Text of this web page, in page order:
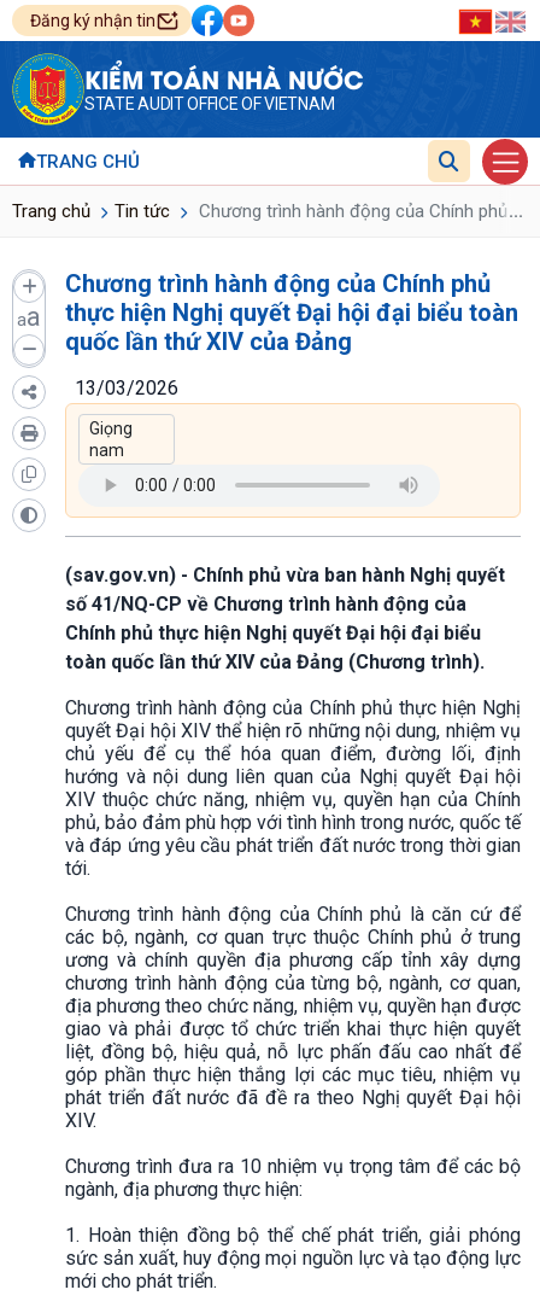
Đăng ký nhận tin
KIỂM TOÁN NHÀ NƯỚC
STATE AUDIT OFFICE OF VIETNAM
TRANG CHỦ
Trang chủ Tin tức Chương trình hành động của Chính phủ...
aa
Chương trình hành động của Chính phủ
thực hiện Nghị quyết Đại hội đại biểu toàn
quốc lần thứ XIV của Đảng
13/03/2026
(sav.gov.vn) - Chính phủ vừa ban hành Nghị quyết
số 41/NQ-CP về Chương trình hành động của
Chính phủ thực hiện Nghị quyết Đại hội đại biểu
toàn quốc lần thứ XIV của Đảng (Chương trình).
Chương trình hành động của Chính phủ thực hiện Nghị
quyết Đại hội XIV thể hiện rõ những nội dung, nhiệm vụ
chủ yếu để cụ thể hóa quan điểm, đường lối, định
hướng và nội dung liên quan của Nghị quyết Đại hội
XIV thuộc chức năng, nhiệm vụ, quyền hạn của Chính
phủ, bảo đảm phù hợp với tình hình trong nước, quốc tế
và đáp ứng yêu cầu phát triển đất nước trong thời gian
tới.
Chương trình hành động của Chính phủ là căn cứ để
các bộ, ngành, cơ quan trực thuộc Chính phủ ở trung
ương và chính quyền địa phương cấp tỉnh xây dựng
chương trình hành động của từng bộ, ngành, cơ quan,
địa phương theo chức năng, nhiệm vụ, quyền hạn được
giao và phải được tổ chức triển khai thực hiện quyết
liệt, đồng bộ, hiệu quả, nỗ lực phấn đấu cao nhất để
góp phần thực hiện thắng lợi các mục tiêu, nhiệm vụ
phát triển đất nước đã đề ra theo Nghị quyết Đại hội
XIV.
Chương trình đưa ra 10 nhiệm vụ trọng tâm để các bộ
ngành, địa phương thực hiện:
1. Hoàn thiện đồng bộ thể chế phát triển, giải phóng
sức sản xuất, huy động mọi nguồn lực và tạo động lực
mới cho phát triển.